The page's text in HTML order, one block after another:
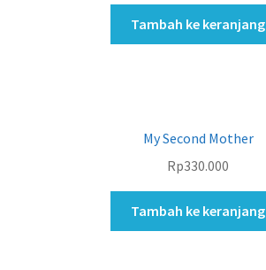
Tambah ke keranjang
My Second Mother
Rp330.000
Tambah ke keranjang